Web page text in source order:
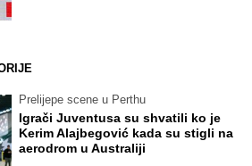
Prelijepe scene u Perthu
Igrači Juventusa su shvatili ko je
Kerim Alajbegović kada su stigli na
aerodrom u Australiji